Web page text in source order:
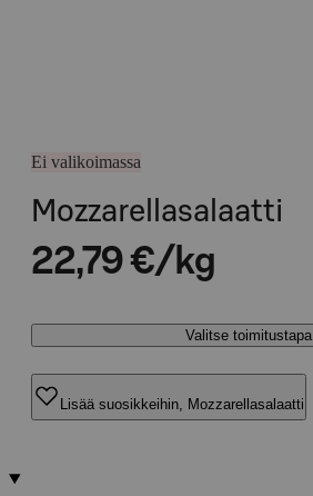
Ei valikoimassa
Mozzarellasalaatti
22,79 €/kg
Valitse toimitustapa
Lisää suosikkeihin, Mozzarellasalaatti